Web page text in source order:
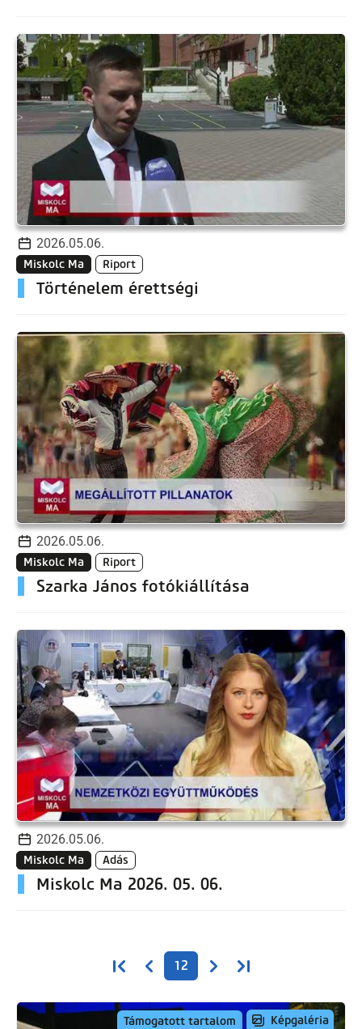
2026.05.06.
Miskolc Ma Riport
Történelem érettségi
2026.05.06.
Miskolc Ma Riport
Szarka János fotókiállítása
2026.05.06.
Miskolc Ma Adás
Miskolc Ma 2026. 05. 06.
Első oldalElőző oldal
12 Következő oldal
Utolsó oldal
Támogatott tartalom Képgaléria